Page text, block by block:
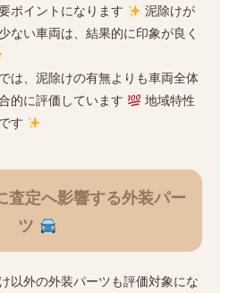
ポイントになります
泥除けが
ない車両は、結果的に印象が良く
は、泥除けの有無よりも車両全体
的に評価しています
地域特性
す
査定へ影響する外装パー
ツ
以外の外装パーツも評価対象にな